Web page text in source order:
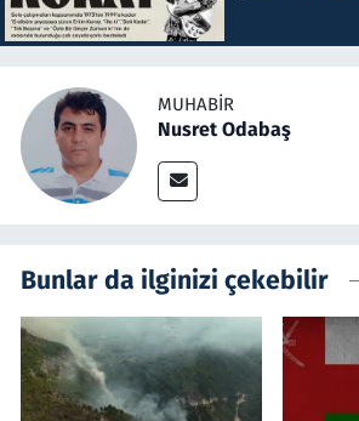
MUHABIR
Nusret Odabaş
Bunlar da ilginizi çekebilir